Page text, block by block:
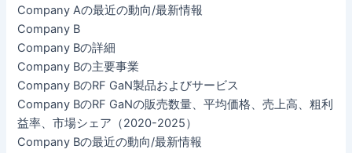
Company Aの最近の動向/最新情報
Company B
Company Bの詳細
Company Bの主要事業
Company BのRF GaN製品およびサービス
Company BのRF GaNの販売数量、平均価格、売上高、粗利
益率、市場シェア（2020-2025）
Company Bの最近の動向/最新情報